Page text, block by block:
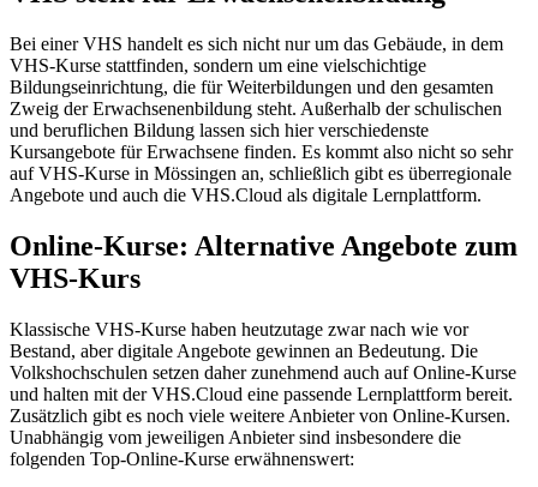
Bei einer VHS handelt es sich nicht nur um das Gebäude, in dem
VHS-Kurse stattfinden, sondern um eine vielschichtige
Bildungseinrichtung, die für Weiterbildungen und den gesamten
Zweig der Erwachsenenbildung steht. Außerhalb der schulischen
und beruflichen Bildung lassen sich hier verschiedenste
Kursangebote für Erwachsene finden. Es kommt also nicht so sehr
auf VHS-Kurse in Mössingen an, schließlich gibt es überregionale
Angebote und auch die VHS.Cloud als digitale Lernplattform.
Online-Kurse: Alternative Angebote zum
VHS-Kurs
Klassische VHS-Kurse haben heutzutage zwar nach wie vor
Bestand, aber digitale Angebote gewinnen an Bedeutung. Die
Volkshochschulen setzen daher zunehmend auch auf Online-Kurse
und halten mit der VHS.Cloud eine passende Lernplattform bereit.
Zusätzlich gibt es noch viele weitere Anbieter von Online-Kursen.
Unabhängig vom jeweiligen Anbieter sind insbesondere die
folgenden Top-Online-Kurse erwähnenswert: